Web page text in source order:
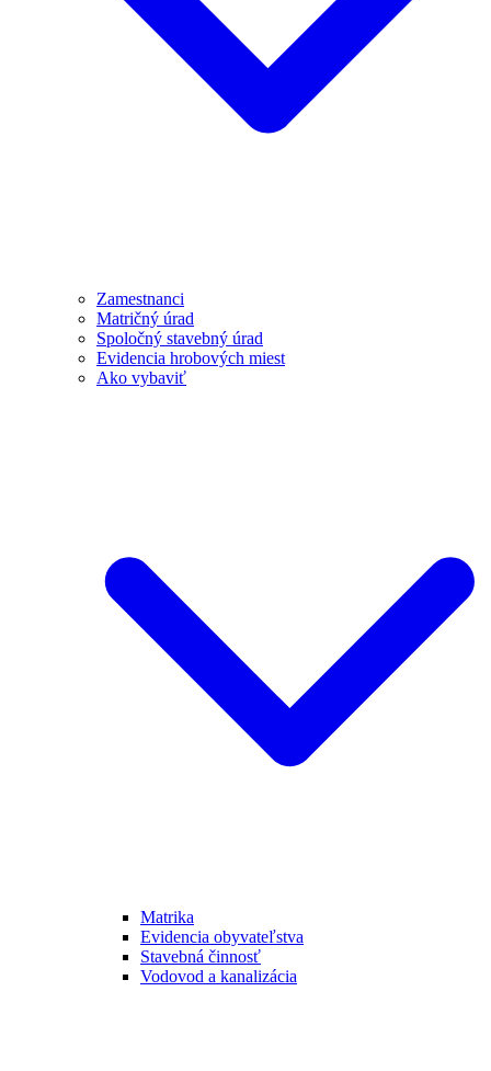
Zamestnanci
Matričný úrad
Spoločný stavebný úrad
Evidencia hrobových miest
Ako vybaviť
Matrika
Evidencia obyvateľstva
Stavebná činnosť
Vodovod a kanalizácia